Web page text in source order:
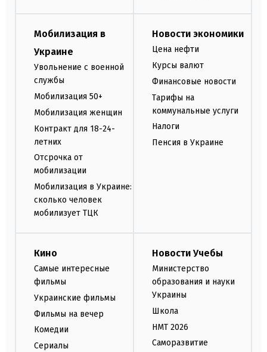
Мобилизация в
Украине
Увольнение с военной
службы
Мобилизация 50+
Мобилизация женщин
Контракт для 18-24-
летних
Отсрочка от
мобилизации
Мобилизация в Украине:
сколько человек
мобилизует ТЦК
Новости экономики
Цена нефти
Курсы валют
Финансовые новости
Тарифы на
коммунальные услуги
Налоги
Пенсия в Украине
Кино
Самые интересные
фильмы
Украинские фильмы
Фильмы на вечер
Комедии
Сериалы
Новости Учебы
Министерство
образования и науки
Украины
Школа
НМТ 2026
Саморазвитие